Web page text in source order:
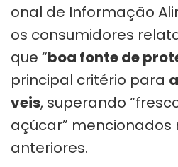
o­nal de Infor­ma­ção
os con­su­mi­do­res
que “boa fonte de
prin­ci­pal cri­té­rio para
veis, supe­rando
açú­car” mencionados
anteriores.